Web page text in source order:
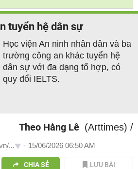
tuyển hệ dân sự
Học viện An ninh nhân dân và ba
trường công an khác tuyển hệ
dân sự với đa dạng tổ hợp, có
quy đổi IELTS.
Theo Hằng Lê (Arttimes) /
... - 15/06/2026 06:50 AM
CHIA SẺ LƯU BÀI